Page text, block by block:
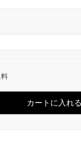
カートに入れる